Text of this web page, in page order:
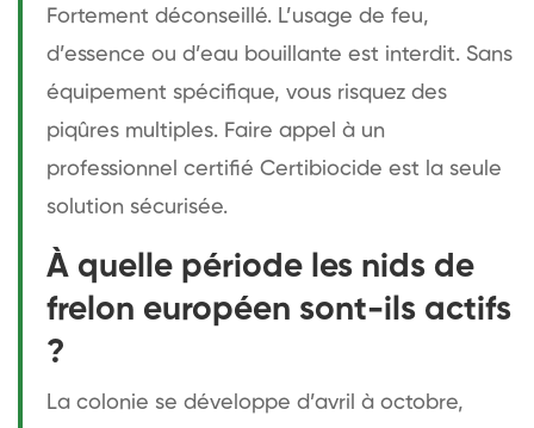
Fortement déconseillé. L’usage de feu,
d’essence ou d’eau bouillante est interdit. Sans
équipement spécifique, vous risquez des
piqûres multiples. Faire appel à un
professionnel certifié Certibiocide est la seule
solution sécurisée.
À quelle période les nids de
frelon européen sont-ils actifs
?
La colonie se développe d’avril à octobre,